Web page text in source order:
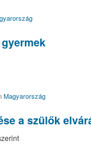
Magyarország
a szülők